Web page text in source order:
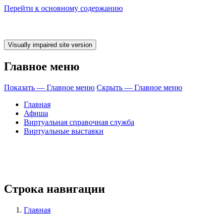
Перейти к основному содержанию
Главное меню
Показать — Главное меню Скрыть — Главное меню
Главная
Афиша
Виртуальная справочная служба
Виртуальные выставки
Строка навигации
Главная